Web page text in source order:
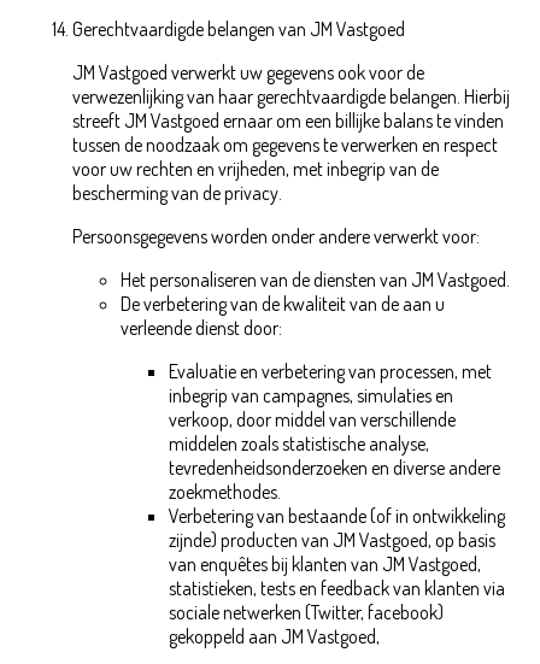
Gerechtvaardigde belangen van JM Vastgoed
JM Vastgoed verwerkt uw gegevens ook voor de
verwezenlijking van haar gerechtvaardigde belangen. Hierbij
streeft JM Vastgoed ernaar om een billijke balans te vinden
tussen de noodzaak om gegevens te verwerken en respect
voor uw rechten en vrijheden, met inbegrip van de
bescherming van de privacy.
Persoonsgegevens worden onder andere verwerkt voor:
Het personaliseren van de diensten van JM Vastgoed.
De verbetering van de kwaliteit van de aan u
verleende dienst door:
Evaluatie en verbetering van processen, met
inbegrip van campagnes, simulaties en
verkoop, door middel van verschillende
middelen zoals statistische analyse,
tevredenheidsonderzoeken en diverse andere
zoekmethodes.
Verbetering van bestaande (of in ontwikkeling
zijnde) producten van JM Vastgoed, op basis
van enquêtes bij klanten van JM Vastgoed,
statistieken, tests en feedback van klanten via
sociale netwerken (Twitter, facebook)
gekoppeld aan JM Vastgoed,